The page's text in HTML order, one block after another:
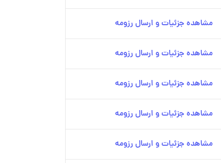
مشاهده جزئیات و ارسال رزومه
مشاهده جزئیات و ارسال رزومه
مشاهده جزئیات و ارسال رزومه
مشاهده جزئیات و ارسال رزومه
مشاهده جزئیات و ارسال رزومه